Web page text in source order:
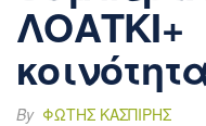
ΛΟΑΤΚΙ+
By ΦΏΤΗΣ ΚΑΣΠΊΡΗΣ